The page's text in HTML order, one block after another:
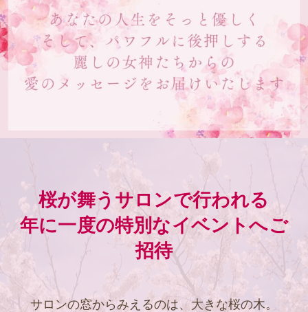
桜が舞うサロンで行われる
年に一度の特別なイベントへご
招待
サロンの窓からみえるのは、大きな桜の木。